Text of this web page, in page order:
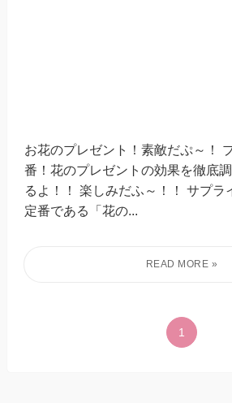
お花のプレゼント！素敵だぷ～！
番！花のプレゼントの効果を徹底
るよ！！ 楽しみだふ～！！ サプラ
定番である「花の...
1